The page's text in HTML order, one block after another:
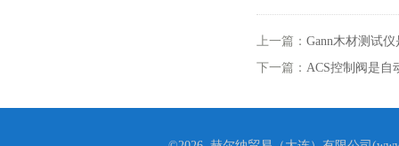
上一篇： Gann木材测试
下一篇： ACS控制阀是自